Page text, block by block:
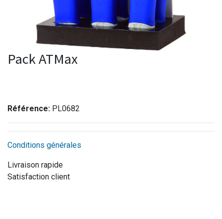
Pack ATMax
Référence: PL0682
Conditions générales
Livraison rapide
Satisfaction client